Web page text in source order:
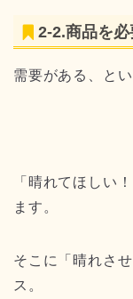
2-2.商品を
需要がある、と
「晴れてほしい
ます。
そこに「晴れさ
ス。